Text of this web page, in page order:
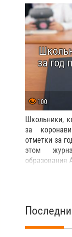
за год
100
Школьники,
за
отметки за
этом
образования